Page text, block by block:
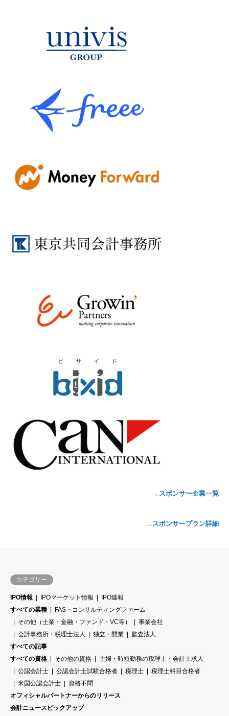
→スポンサー企業一覧
→スポンサープラン詳細
カテゴリー
IPO情報 IPOマーケット情報
IPO速報
すべての業種
FAS・コンサルティングファーム
その他（士業・金融・ファンド・VC等）
事業会社
会計事務所・税理士法人
独立・開業
監査法人
すべての記事
すべての資格
その他の資格
主婦・時短勤務の税理士・会計士求人
公認会計士
公認会計士試験合格者 税理士
税理士科目合格者
米国公認会計士
資格不問
オフィシャルパートナーからのリリース
会計ニュースピックアップ